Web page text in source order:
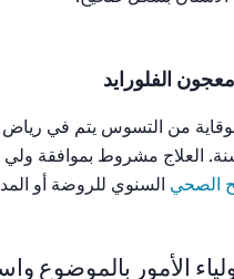
الفلورايد
من التسوس يتم في رياض
العلاج مشروط بموافقة ولي
الصحي السنوي للروضة أو
الأمور بالموضوع